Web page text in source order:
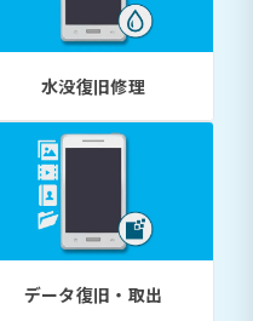
水没復旧修理
データ復旧・取出